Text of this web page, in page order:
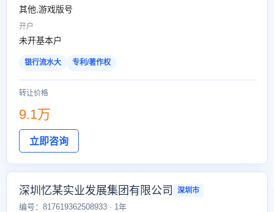
其他,游戏版号
开户
未开基本户
银行流水大 专利/著作权
转让价格
9.1万
立即咨询
深圳忆某实业发展集团有限公司 深圳市
编号：817619362508933 · 1年